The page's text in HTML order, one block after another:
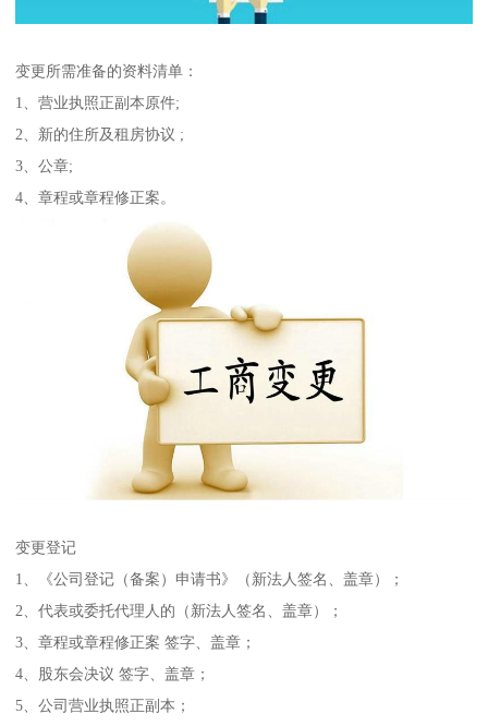
变更所需准备的资料清单：
1、营业执照正副本原件;
2、新的住所及租房协议 ;
3、公章;
4、章程或章程修正案。
变更登记
1、《公司登记（备案）申请书》（新法人签名、盖章）；
2、代表或委托代理人的（新法人签名、盖章）；
3、章程或章程修正案 签字、盖章；
4、股东会决议 签字、盖章；
5、公司营业执照正副本；